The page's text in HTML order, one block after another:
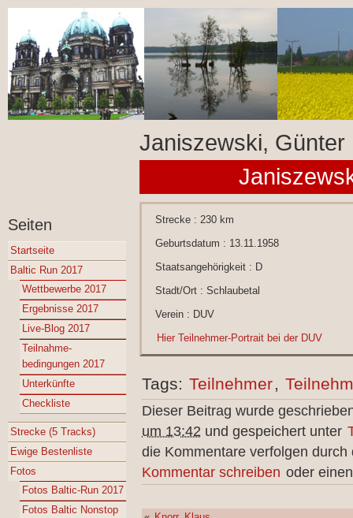
Seiten
Startseite
Baltic Run 2017
Wettbewerbe 2017
Ergebnisse 2017
Live-Blog 2017
Teilnahme-
bedingungen 2017
Unterkünfte
Checkliste
Strecke (5 Tracks)
Ewige Bestenliste
Fotos
Fotos Baltic-Run 2017
Fotos Baltic Nonstop
Janiszewski, Günter
Strecke : 230 km
Geburtsdatum : 13.11.1958
Staatsangehörigkeit : D
Stadt/Ort : Schlaubetal
Verein : DUV
Hier Teilnehmer-Portrait bei der DUV
Tags: Teilnehmer,
Dieser Beitrag wurde
um 13:42 und gespeichert unter
die Kommentare verfolgen
Kommentar schreiben oder